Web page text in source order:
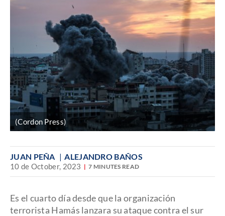
(Cordon Press)
JUAN PEÑA ALEJANDRO BAÑOS
10 de October, 2023 7 MINUTES READ
Es el cuarto día desde que la organización
terrorista Hamás lanzara su ataque contra el sur